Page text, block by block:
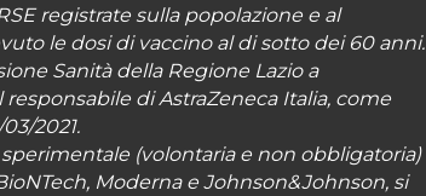
registrate sulla popolazione e al
le dosi di vaccino al di sotto dei 60 anni.
Sanità della Regione Lazio a
di AstraZeneca Italia, come
2021.
(volontaria e non obbligatoria)
Moderna e Johnson&Johnson, si